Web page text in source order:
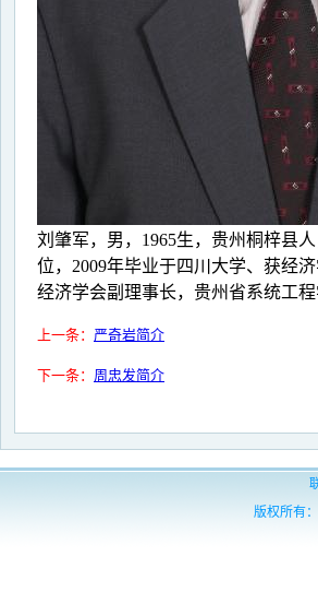
刘肇军，男，1965生，贵州桐梓县
位，2009年毕业于四川大学、获经
经济学会副理事长，贵州省系统工
上一条： 严奇岩简介
下一条： 周忠发简介
版权所有